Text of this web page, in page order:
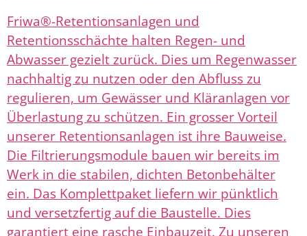
Friwa®-Retentionsanlagen und
Retentionsschächte halten Regen- und
Abwasser gezielt zurück. Dies um Regenwasser
nachhaltig zu nutzen oder den Abfluss zu
regulieren, um Gewässer und Kläranlagen vor
Überlastung zu schützen. Ein grosser Vorteil
unserer Retentionsanlagen ist ihre Bauweise.
Die Filtrierungsmodule bauen wir bereits im
Werk in die stabilen, dichten Betonbehälter
ein. Das Komplettpaket liefern wir pünktlich
und versetzfertig auf die Baustelle. Dies
garantiert eine rasche Einbauzeit. Zu unseren